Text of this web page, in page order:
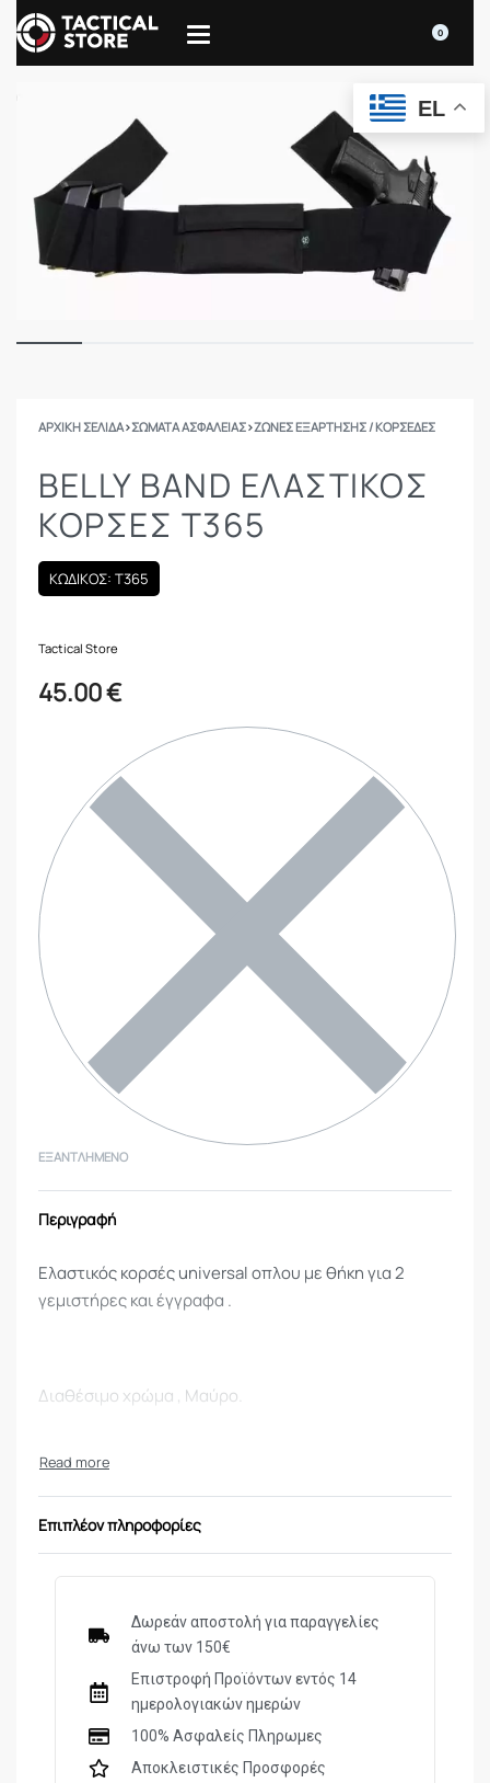
0
ΑΡΧΙΚΉ ΣΕΛΊΔΑ›ΣΩΜΑΤΑ ΑΣΦΑΛΕΙΑΣ›ΖΏΝΕΣ ΕΞΆΡΤΗΣΗΣ / ΚΟΡΣΈΔΕΣ
BELLY BAND ΕΛΑΣΤΙΚΌΣ
ΚΟΡΣΈΣ Τ365
ΚΩΔΙΚΟΣ: Τ365
Tactical Store
45.00€
ΕΞΑΝΤΛΗΜΈΝΟ
Περιγραφή
Ελαστικός κορσές universal οπλου με θήκη για 2
γεμιστήρες και έγγραφα .
Διαθέσιμο χρώμα , Μαύρο.
Επιπλέον πληροφορίες
Δωρεάν αποστολή για παραγγελίες
άνω των 150€
Επιστροφή Προϊόντων εντός 14
ημερολογιακών ημερών
100% Ασφαλείς Πληρωμες
Αποκλειστικές Προσφορές
EL